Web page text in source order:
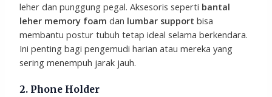
leher dan punggung pegal. Aksesoris seperti bantal
leher memory foam dan lumbar support bisa
membantu postur tubuh tetap ideal selama berkendara.
Ini penting bagi pengemudi harian atau mereka yang
sering menempuh jarak jauh.
2. Phone Holder